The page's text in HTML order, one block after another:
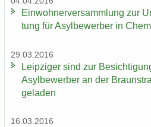
Ein­woh­ner­ver­samm­lung zur
tung für Asyl­be­wer­ber in
29.03.2016
Leip­zi­ger sind zur
Asyl­be­wer­ber an der
ge­la­den
16.03.2016